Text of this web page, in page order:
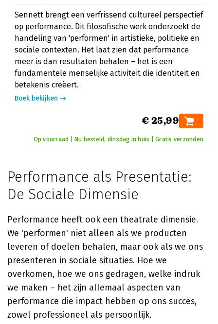
Sennett brengt een verfrissend cultureel perspectief
op performance. Dit filosofische werk onderzoekt de
handeling van 'performen' in artistieke, politieke en
sociale contexten. Het laat zien dat performance
meer is dan resultaten behalen – het is een
fundamentele menselijke activiteit die identiteit en
betekenis creëert.
Boek bekijken
€ 25,99
Op voorraad | Nu besteld, dinsdag in huis | Gratis verzonden
Performance als Presentatie:
De Sociale Dimensie
Performance heeft ook een theatrale dimensie.
We 'performen' niet alleen als we producten
leveren of doelen behalen, maar ook als we ons
presenteren in sociale situaties. Hoe we
overkomen, hoe we ons gedragen, welke indruk
we maken – het zijn allemaal aspecten van
performance die impact hebben op ons succes,
zowel professioneel als persoonlijk.